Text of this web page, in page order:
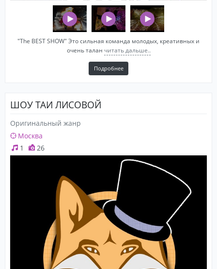
"The BEST SHOW" Это сильная команда молодых, креативных и
очень талан читать дальше..
Подробнее
ШОУ ТАИ ЛИСОВОЙ
Оригинальный жанр
Москва
1
26